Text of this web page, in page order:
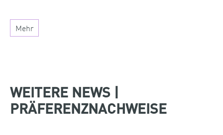
Mehr
WEITERE NEWS |
PRÄFERENZNACHWEISE